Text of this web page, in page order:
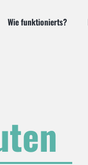
Wie funktionierts?